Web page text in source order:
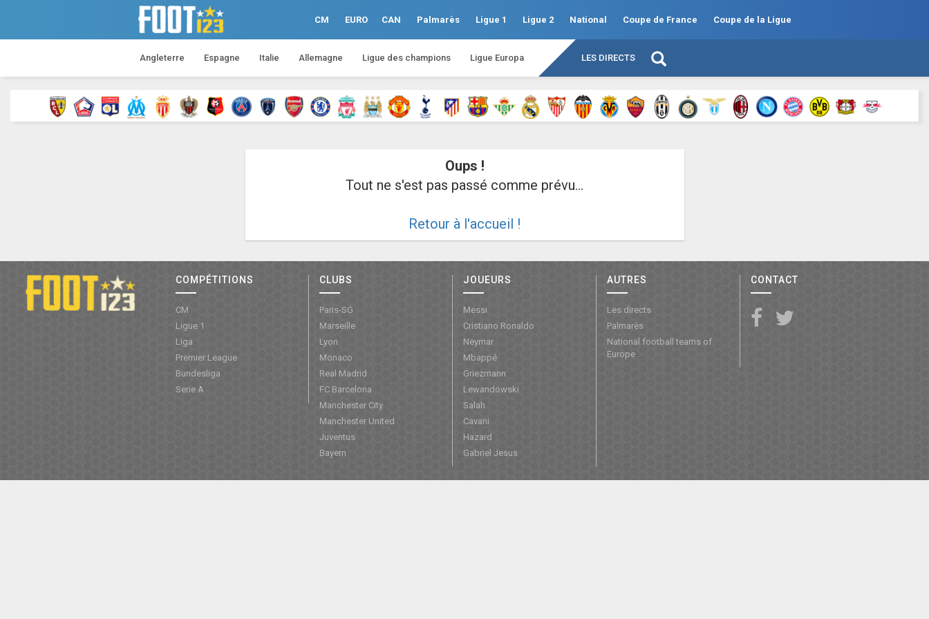
CM EURO CAN Palmarès Ligue 1 Ligue 2 National Coupe de France Coupe de la Ligue
Angleterre Espagne Italie Allemagne Ligue des champions Ligue Europa LES DIRECTS
Oups !
Tout ne s'est pas passé comme prévu...
Retour à l'accueil !
COMPÉTITIONS
CM
Ligue 1
Liga
Premier League
Bundesliga
Serie A
CLUBS
Paris-SG
Marseille
Lyon
Monaco
Real Madrid
FC Barcelona
Manchester City
Manchester United
Juventus
Bayern
JOUEURS
Messi
Cristiano Ronaldo
Neymar
Mbappé
Griezmann
Lewandowski
Salah
Cavani
Hazard
Gabriel Jesus
AUTRES
Les directs
Palmarès
National football teams of
Europe
CONTACT